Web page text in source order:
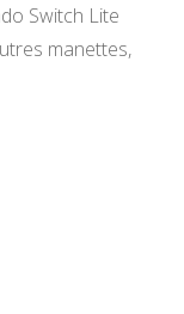
Switch Lite
manettes,